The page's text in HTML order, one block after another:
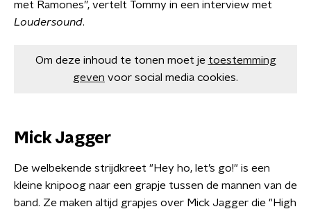
met Ramones”, vertelt Tommy in een interview met
Loudersound.
Om deze inhoud te tonen moet je toestemming
geven voor social media cookies.
Mick Jagger
De welbekende strijdkreet "Hey ho, let’s go!" is een
kleine knipoog naar een grapje tussen de mannen van de
band. Ze maken altijd grapjes over Mick Jagger die "High